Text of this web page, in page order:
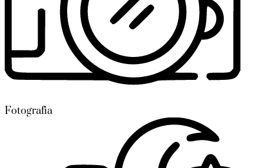
Fotografia